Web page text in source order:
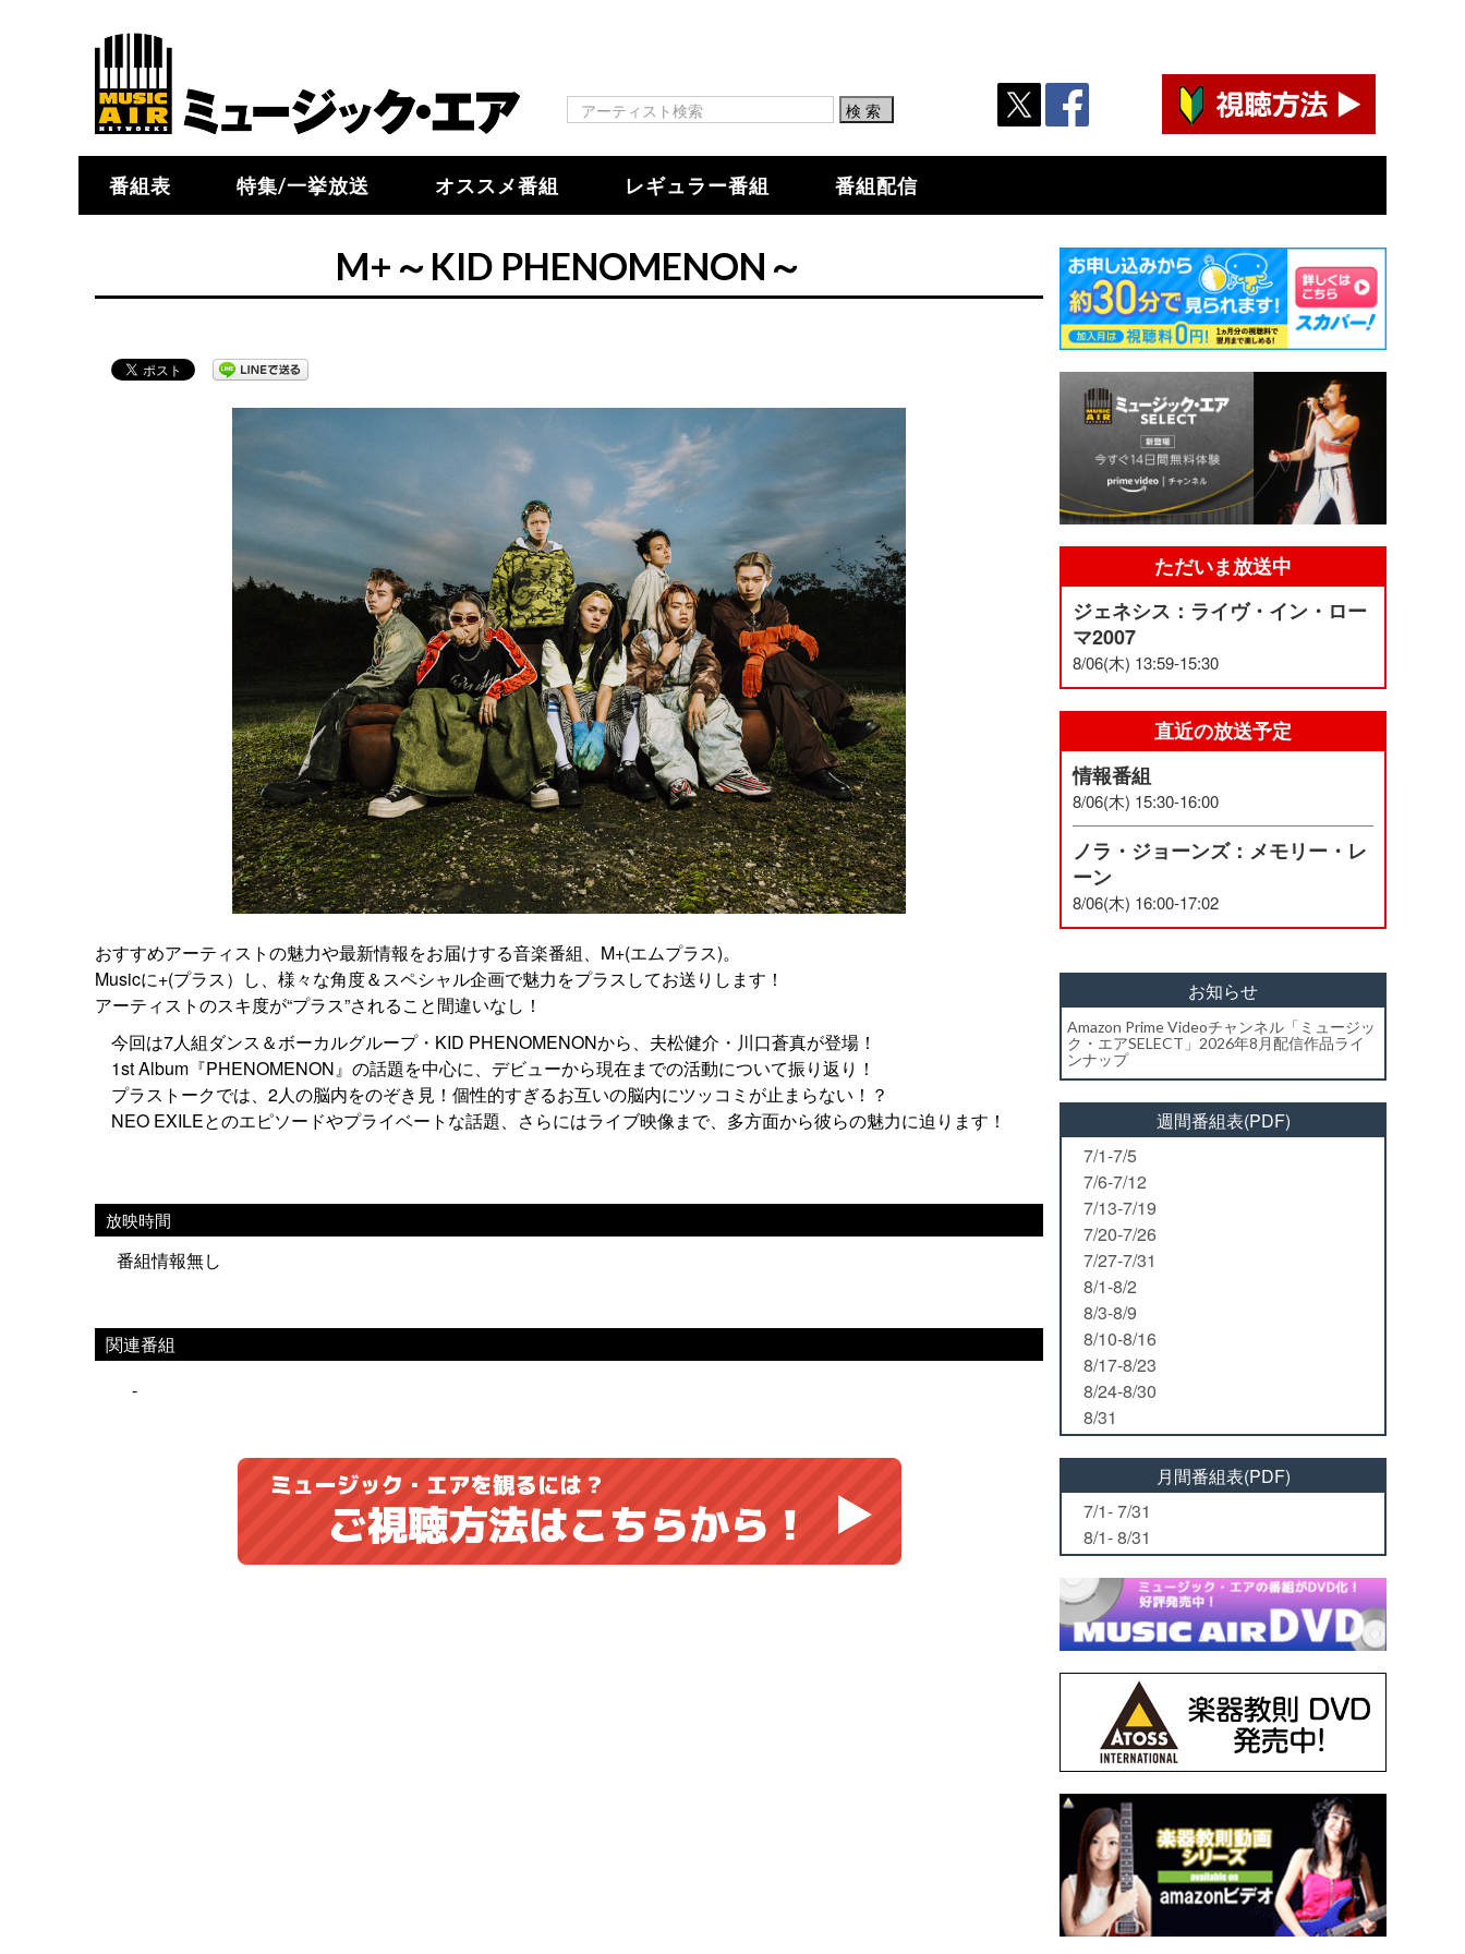
番組表 特集/一挙放送 オススメ番組 レギュラー番組 番組配信
M+～KID PHENOMENON～
おすすめアーティストの魅力や最新情報をお届けする音楽番組、M+(エムプラス)。
Musicに+(プラス）し、様々な角度＆スペシャル企画で魅力をプラスしてお送りします！
アーティストのスキ度が“プラス”されること間違いなし！
今回は7人組ダンス＆ボーカルグループ・KID PHENOMENONから、夫松健介・川口蒼真が登場！
1st Album『PHENOMENON』の話題を中心に、デビューから現在までの活動について振り返り！
プラストークでは、2人の脳内をのぞき見！個性的すぎるお互いの脳内にツッコミが止まらない！？
NEO EXILEとのエピソードやプライベートな話題、さらにはライブ映像まで、多方面から彼らの魅力に迫ります！
放映時間
番組情報無し
関連番組
-
ただいま放送中
ジェネシス：ライヴ・イン・ロー
マ2007
8/06(木) 13:59-15:30
直近の放送予定
情報番組
8/06(木) 15:30-16:00
ノラ・ジョーンズ：メモリー・レ
ーン
8/06(木) 16:00-17:02
お知らせ
Amazon Prime Videoチャンネル「ミュージッ
ク・エアSELECT」2026年8月配信作品ライ
ンナップ
週間番組表(PDF)
7/1-7/5
7/6-7/12
7/13-7/19
7/20-7/26
7/27-7/31
8/1-8/2
8/3-8/9
8/10-8/16
8/17-8/23
8/24-8/30
8/31
月間番組表(PDF)
7/1- 7/31
8/1- 8/31